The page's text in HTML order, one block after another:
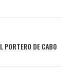
PORTERO DE CABO